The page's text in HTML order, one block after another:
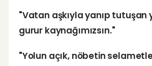
"Vatan aşkıyla yanıp tutuşan
gurur kaynağımızsın."
"Yolun açık, nöbetin